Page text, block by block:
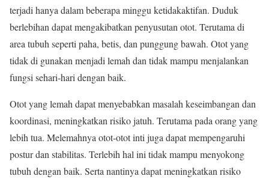
terjadi hanya dalam beberapa minggu ketidakaktifan. Duduk
berlebihan dapat mengakibatkan penyusutan otot. Terutama di
area tubuh seperti paha, betis, dan punggung bawah. Otot yang
tidak di gunakan menjadi lemah dan tidak mampu menjalankan
fungsi sehari-hari dengan baik.
Otot yang lemah dapat menyebabkan masalah keseimbangan dan
koordinasi, meningkatkan risiko jatuh. Terutama pada orang yang
lebih tua. Melemahnya otot-otot inti juga dapat mempengaruhi
postur dan stabilitas. Terlebih hal ini tidak mampu menyokong
tubuh dengan baik. Serta nantinya dapat meningkatkan risiko